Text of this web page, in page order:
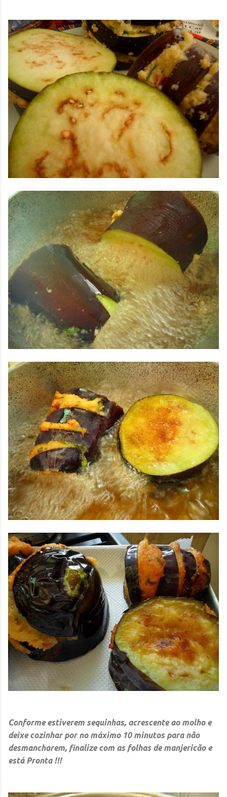
Conforme estiverem sequinhas, acrescente ao molho e
deixe cozinhar por no máximo 10 minutos para não
desmancharem, finalize com as folhas de manjericão e
está Pronta !!!